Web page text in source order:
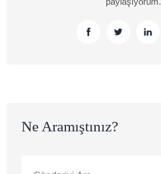
Ne Aramıştınız?